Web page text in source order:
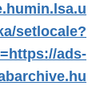
setlocale?
ads-